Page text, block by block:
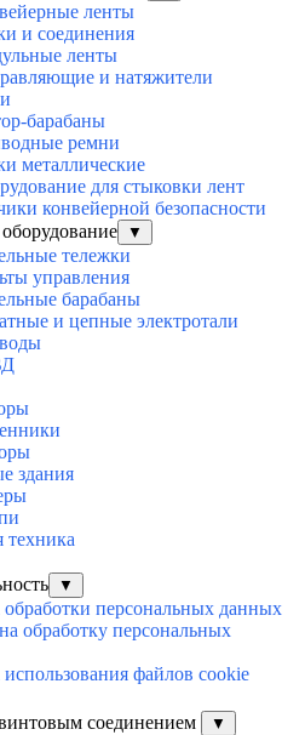
ленты
и соединения
ленты
и натяжители
барабаны
ремни
металлические
для стыковки лент
конвейерной безопасности
▼
тележки
управления
барабаны
и цепные электротали
здания
техника
▼
персональных данных
обработку персональных
файлов cookie
соединением ▼